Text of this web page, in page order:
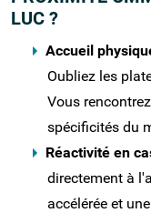
LUC ?
Accueil
Oubliez les
Vous
spécificités du
Réactivité en
directement à
accélérée et